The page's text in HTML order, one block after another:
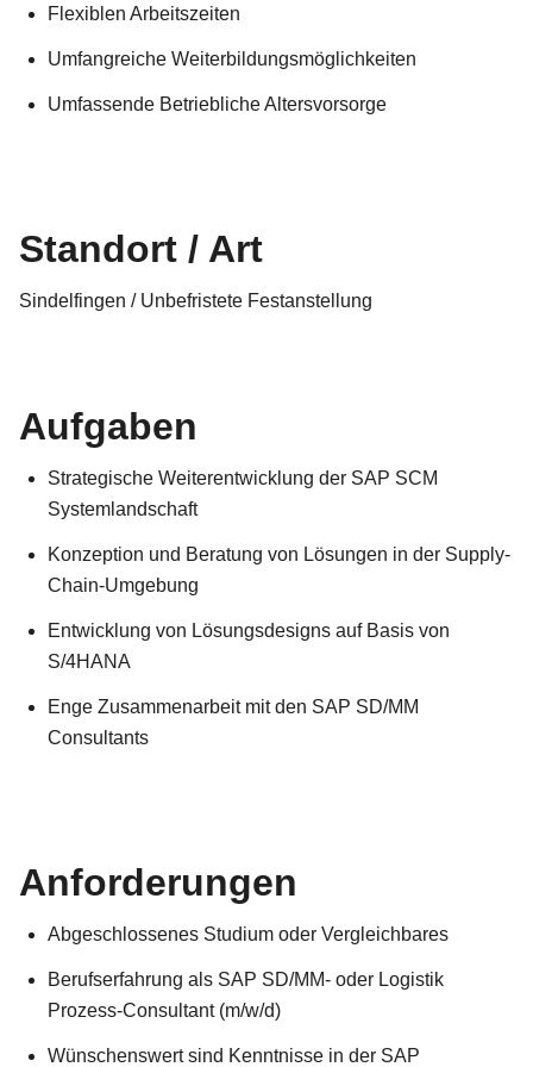
Flexiblen Arbeitszeiten
Umfangreiche Weiterbildungsmöglichkeiten
Umfassende Betriebliche Altersvorsorge
Standort / Art
Sindelfingen / Unbefristete Festanstellung
Aufgaben
Strategische Weiterentwicklung der SAP SCM
Systemlandschaft
Konzeption und Beratung von Lösungen in der Supply-
Chain-Umgebung
Entwicklung von Lösungsdesigns auf Basis von
S/4HANA
Enge Zusammenarbeit mit den SAP SD/MM
Consultants
Anforderungen
Abgeschlossenes Studium oder Vergleichbares
Berufserfahrung als SAP SD/MM- oder Logistik
Prozess-Consultant (m/w/d)
Wünschenswert sind Kenntnisse in der SAP